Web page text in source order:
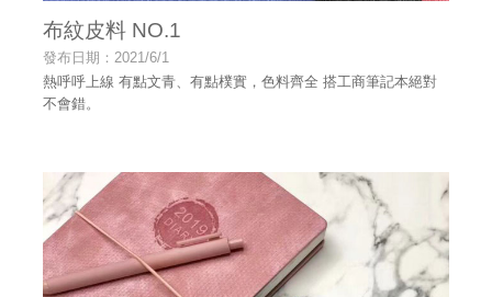
布紋皮料 NO.1
發布日期：2021/6/1
熱呼呼上線 有點文青、有點樸實，色料齊全 搭工商筆記本絕對
不會錯。